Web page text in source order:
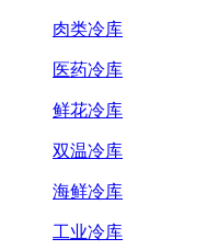
肉类冷库
医药冷库
鲜花冷库
双温冷库
海鲜冷库
工业冷库